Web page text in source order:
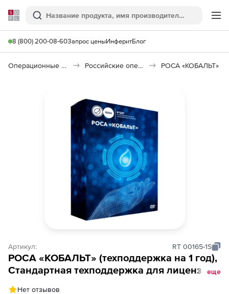
Softline
Поиск
8 (800) 200-08-60Запрос ценыИнферитБлог
Операционные системы Российские операционные системы (Импортозамещение) РОСА «КОБАЛЬТ»
Артикул: RT 00165-1S
РОСА «КОБАЛЬТ» (техподдержка на 1 год),
Стандартная техподдержка для лицензииеще
Нет отзывов